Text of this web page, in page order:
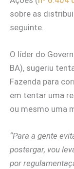
sobre as
seguinte.
O líder do
BA), sugeriu
Fazenda para
em tentar uma
ou mesmo uma
“Para a gente
postergar, vou
por